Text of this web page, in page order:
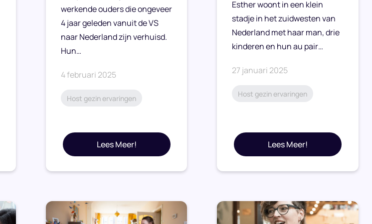
werkende ouders die ongeveer
4 jaar geleden vanuit de VS
naar Nederland zijn verhuisd.
Hun…
4 februari 2025
Host gezin ervaringen
Lees Meer!
Esther woont in een klein
stadje in het zuidwesten van
Nederland met haar man, drie
kinderen en hun au pair…
27 januari 2025
Host gezin ervaringen
Lees Meer!